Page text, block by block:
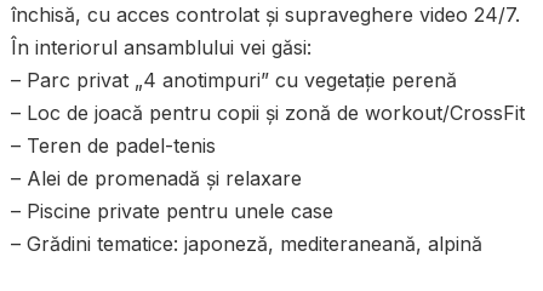
închisă, cu acces controlat și supraveghere video 24/7.
În interiorul ansamblului vei găsi:
– Parc privat „4 anotimpuri” cu vegetație perenă
– Loc de joacă pentru copii și zonă de workout/CrossFit
– Teren de padel-tenis
– Alei de promenadă și relaxare
– Piscine private pentru unele case
– Grădini tematice: japoneză, mediteraneană, alpină